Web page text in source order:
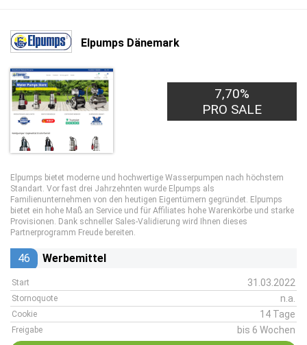
Elpumps Dänemark
7,70%
PRO SALE
Elpumps bietet moderne und hochwertige Wasserpumpen nach höchstem
Standart. Vor fast drei Jahrzehnten wurde Elpumps als
Familienunternehmen von den heutigen Eigentümern gegründet. Elpumps
bietet ein hohe Maß an Service und für Affiliates hohe Warenkörbe und starke
Provisionen. Dank schneller Sales-Validierung wird Ihnen dieses
Partnerprogramm Freude bereiten.
46 Werbemittel
Start 31.03.2022
Stornoquote n.a.
Cookie 14 Tage
Freigabe bis 6 Wochen